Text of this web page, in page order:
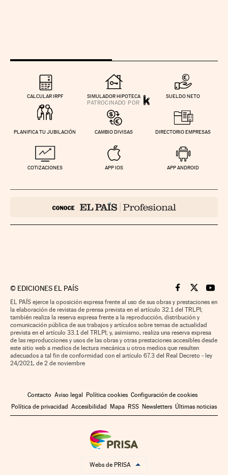
CALCULAR IRPF SIMULADOR HIPOTECA SUELDO NETO
PLANIFICA TU JUBILACIÓN CAMBIO DIVISAS DIRECTORIO EMPRESAS
COTIZACIONES APP IOS APP ANDROID
© EDICIONES EL PAÍS Cinco Días en
Cinco Días
Cinco
EL PAÍS ejerce la oposición expresa frente al uso de sus obras y prestaciones en
la elaboración de revistas de prensa prevista en el artículo 32.1 del TRLPI;
también realiza la reserva expresa frente a la reproducción, distribución y
comunicación pública de sus trabajos y artículos sobre temas de actualidad
prevista en el artículo 33.1 del TRLPI; y, asimismo, realiza una reserva expresa
de las reproducciones y usos de las obras y otras prestaciones accesibles desde
este sitio web a medios de lectura mecánica u otros medios que resulten
adecuados a tal fin de conformidad con el artículo 67.3 del Real Decreto - ley
24/2021, de 2 de noviembre
Contacto Aviso legal Política cookies Configuración de cookies
Política de privacidad Accesibilidad Mapa RSS Newsletters Últimas noticias
Webs de PRISA